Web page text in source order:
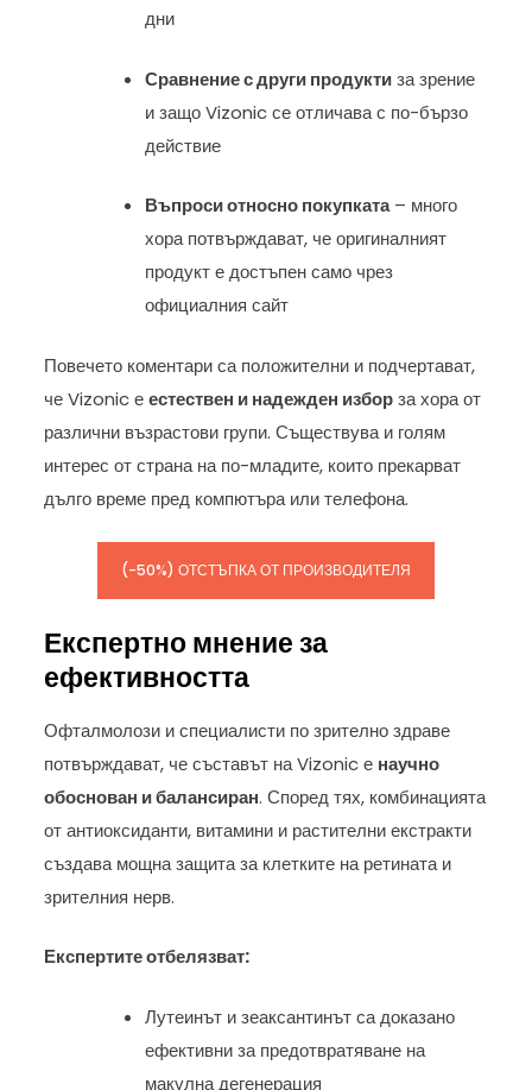
дни
Сравнение с други продуктиза зрение
и защо Vizonic се отличава с по-бързо
действие
Въпроси относно покупката– много
хора потвърждават, че оригиналният
продукт е достъпен само чрез
официалния сайт
Повечето коментари са положителни и подчертават,
че Vizonic еестествен и надежден изборза хора от
различни възрастови групи. Съществува и голям
интерес от страна на по-младите, които прекарват
дълго време пред компютъра или телефона.
(-50%) ОТСТЪПКА ОТ ПРОИЗВОДИТЕЛЯ
Експертно мнение за
ефективността
Офталмолози и специалисти по зрително здраве
потвърждават, че съставът на Vizonic е научно
обоснован и балансиран. Според тях, комбинацията
от антиоксиданти, витамини и растителни екстракти
създава мощна защита за клетките на ретината и
зрителния нерв.
Експертите отбелязват:
Лутеинът и зеаксантинът са доказано
ефективни за предотвратяване на
макулна дегенерация